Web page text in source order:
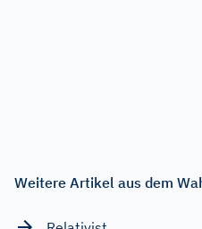
Weitere Artikel aus dem